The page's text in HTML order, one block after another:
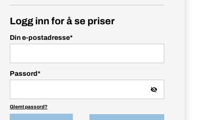
Logg inn for å se priser
Din e-postadresse*
Passord *
Glemt passord?